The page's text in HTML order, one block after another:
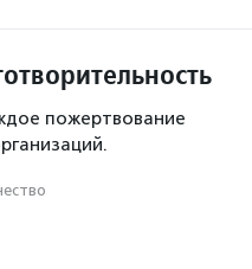
пожертвование